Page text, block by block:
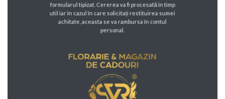
formularul tipizat. Cererea va fi procesată în timp
util iar în cazul în care solicitați restituirea sumei
achitate, aceasta se va rambursa în contul
personal.